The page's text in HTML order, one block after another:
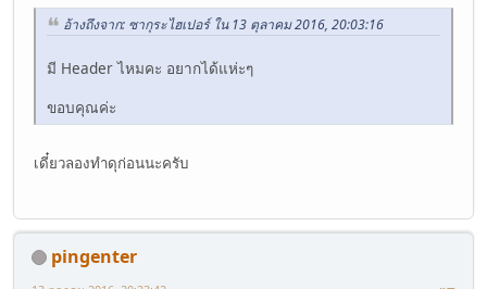
อ้างถึงจาก: ซากุระไฮเปอร์ ใน 13 ตุลาคม 2016, 20:03:16
มี Header ไหมคะ อยากได้แห่ะๆ
ขอบคุณค่ะ
เดี๋ยวลองทำดุก่อนนะครับ
pingenter